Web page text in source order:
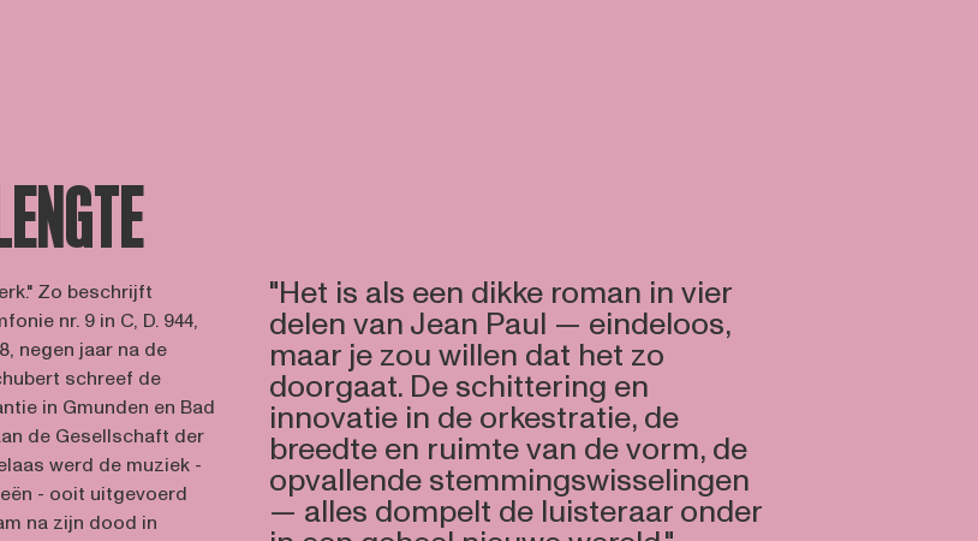
Zo beschrijft
nr. 9 in C, D. 944,
negen jaar na de
schreef de
in Gmunden en Bad
de Gesellschaft der
werd de muziek -
- ooit uitgevoerd
na zijn dood in
"Het is als een dikke roman in vier
delen van Jean Paul — eindeloos,
maar je zou willen dat het zo
doorgaat. De schittering en
innovatie in de orkestratie, de
breedte en ruimte van de vorm, de
opvallende stemmingswisselingen
— alles dompelt de luisteraar onder